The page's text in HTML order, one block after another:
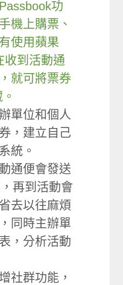
功
機上購票、
使用蘋果
收到活動通
就可將票券
單位和個人
，建立自己
統。
通便會發送
再到活動會
去以往麻煩
同時主辦單
，分析活動
社群功能，